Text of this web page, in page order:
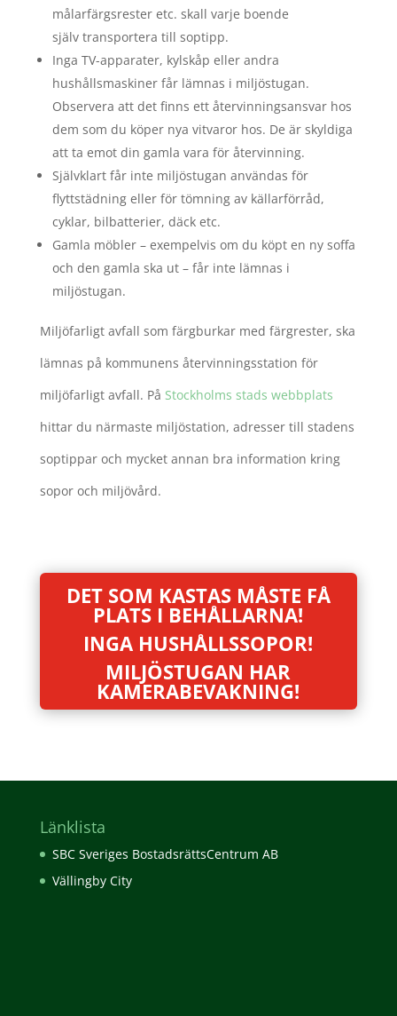
målarfärgsrester etc. skall varje boende
själv transportera till soptipp.
Inga TV-apparater, kylskåp eller andra
hushållsmaskiner får lämnas i miljöstugan.
Observera att det finns ett återvinningsansvar hos
dem som du köper nya vitvaror hos. De är skyldiga
att ta emot din gamla vara för återvinning.
Självklart får inte miljöstugan användas för
flyttstädning eller för tömning av källarförråd,
cyklar, bilbatterier, däck etc.
Gamla möbler – exempelvis om du köpt en ny soffa
och den gamla ska ut – får inte lämnas i
miljöstugan.
Miljöfarligt avfall som färgburkar med färgrester, ska
lämnas på kommunens återvinningsstation för
miljöfarligt avfall. På Stockholms stads webbplats
hittar du närmaste miljöstation, adresser till stadens
soptippar och mycket annan bra information kring
sopor och miljövård.
DET SOM KASTAS MÅSTE FÅ
PLATS I BEHÅLLARNA!
INGA HUSHÅLLSSOPOR!
MILJÖSTUGAN HAR
KAMERABEVAKNING!
Länklista
SBC Sveriges BostadsrättsCentrum AB
Vällingby City